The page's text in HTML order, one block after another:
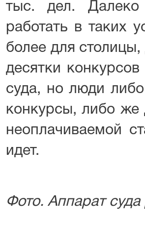
тыс. дел.
работать в таких
более для
десятки
суда, но люди
конкурсы, либо же
неоплачиваемой
идет.
Фото. Аппарат суда